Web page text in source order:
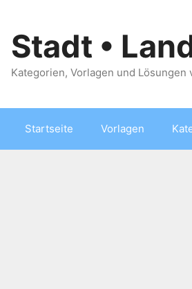
Stadt •
Kategorien, Vorlagen und Lösungen
Startseite Vorlagen